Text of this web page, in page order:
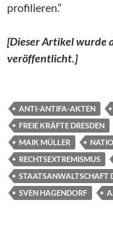
profilieren.“
[Dieser Artikel wurde
veröffentlicht.]
ANTI-ANTIFA-AKTEN
FREIE KRÄFTE DRESDEN
MAIK MÜLLER
RECHTSEXTREMISMUS
STAATSANWALTSCHAFT
SVEN HAGENDORF